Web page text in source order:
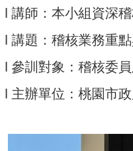
l 講師：本小組資深
l 講題：稽核業務重
l 參訓對象：稽核委
l 主辦單位：桃園市